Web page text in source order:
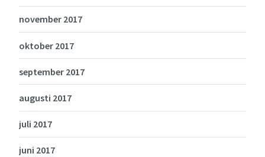
november 2017
oktober 2017
september 2017
augusti 2017
juli 2017
juni 2017